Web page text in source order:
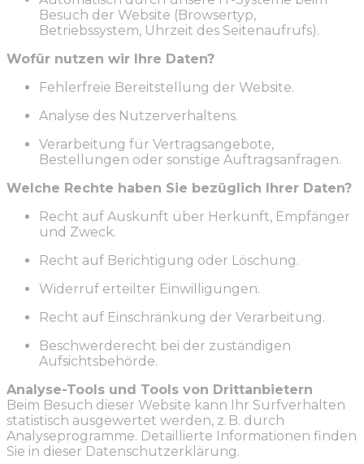
Besuch der Website (Browsertyp,
Betriebssystem, Uhrzeit des Seitenaufrufs).
Wofür nutzen wir Ihre Daten?
Fehlerfreie Bereitstellung der Website.
Analyse des Nutzerverhaltens.
Verarbeitung für Vertragsangebote,
Bestellungen oder sonstige Auftragsanfragen.
Welche Rechte haben Sie bezüglich Ihrer Daten?
Recht auf Auskunft über Herkunft, Empfänger
und Zweck.
Recht auf Berichtigung oder Löschung.
Widerruf erteilter Einwilligungen.
Recht auf Einschränkung der Verarbeitung.
Beschwerderecht bei der zuständigen
Aufsichtsbehörde.
Analyse-Tools und Tools von Drittanbietern
Beim Besuch dieser Website kann Ihr Surfverhalten
statistisch ausgewertet werden, z. B. durch
Analyseprogramme. Detaillierte Informationen finden
Sie in dieser Datenschutzerklärung.